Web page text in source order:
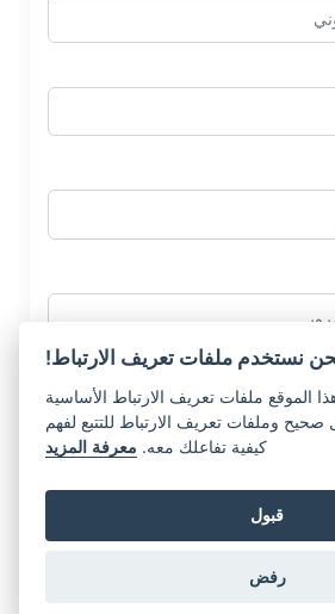
إنشاء حساب
نستخدم ملفات تعريف الارتباط!
الموقع ملفات تعريف الارتباط الأساسية
وملفات تعريف الارتباط للتتبع لفهم
كيفية تفاعلك معه. معرفة المزيد
قبول
رفض